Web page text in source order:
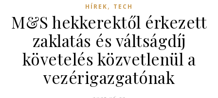
HÍREK, TECH
M&S hekkerektől érkezett
zaklatás és váltságdíj
követelés közvetlenül a
vezérigazgatónak